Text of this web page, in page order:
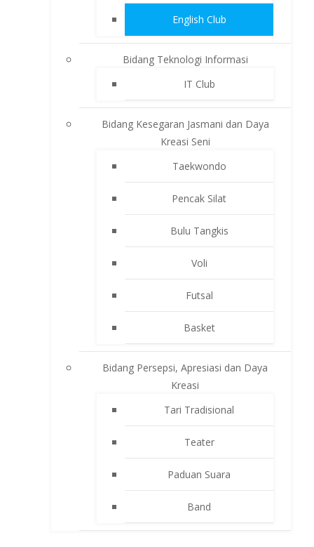
English Club
Bidang Teknologi Informasi
IT Club
Bidang Kesegaran Jasmani dan Daya
Kreasi Seni
Taekwondo
Pencak Silat
Bulu Tangkis
Voli
Futsal
Basket
Bidang Persepsi, Apresiasi dan Daya
Kreasi
Tari Tradisional
Teater
Paduan Suara
Band